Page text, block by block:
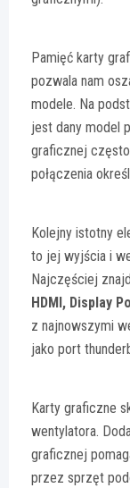
Pamięć karty
pozwala nam
modele. Na
jest dany model
graficznej
połączenia
Kolejny istotny
to jej wyjścia i
Najczęściej
HDMI, Display
z najnowszymi
jako port
Karty graficzne
wentylatora.
graficznej
przez sprzęt